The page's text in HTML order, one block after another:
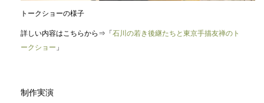
トークショーの様子
詳しい内容はこちらから⇒「石川の若き後継たちと東京手描友禅のト
ークショー 」
制作実演